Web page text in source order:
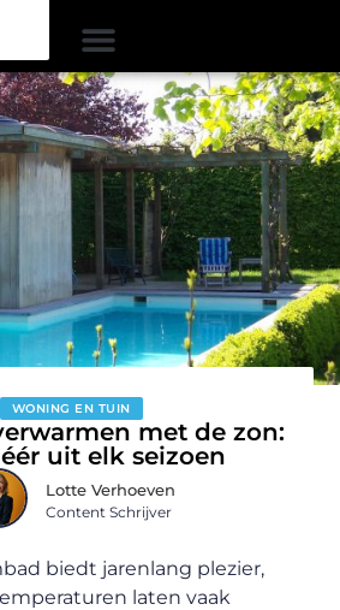
WONING EN TUIN
met de zon:
uit elk seizoen
Lotte Verhoeven
Content Schrijver
biedt jarenlang plezier,
laten vaak